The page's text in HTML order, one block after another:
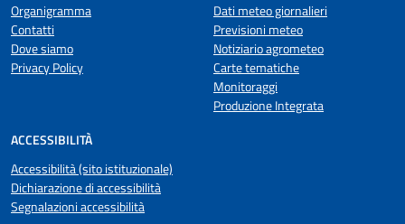
Organigramma
Contatti
Dove siamo
Privacy Policy
Dati meteo giornalieri
Previsioni meteo
Notiziario agrometeo
Carte tematiche
Monitoraggi
Produzione Integrata
ACCESSIBILITÀ
Accessibilità (sito istituzionale)
Dichiarazione di accessibilità
Segnalazioni accessibilità